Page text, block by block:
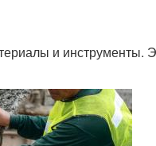
и инструменты.